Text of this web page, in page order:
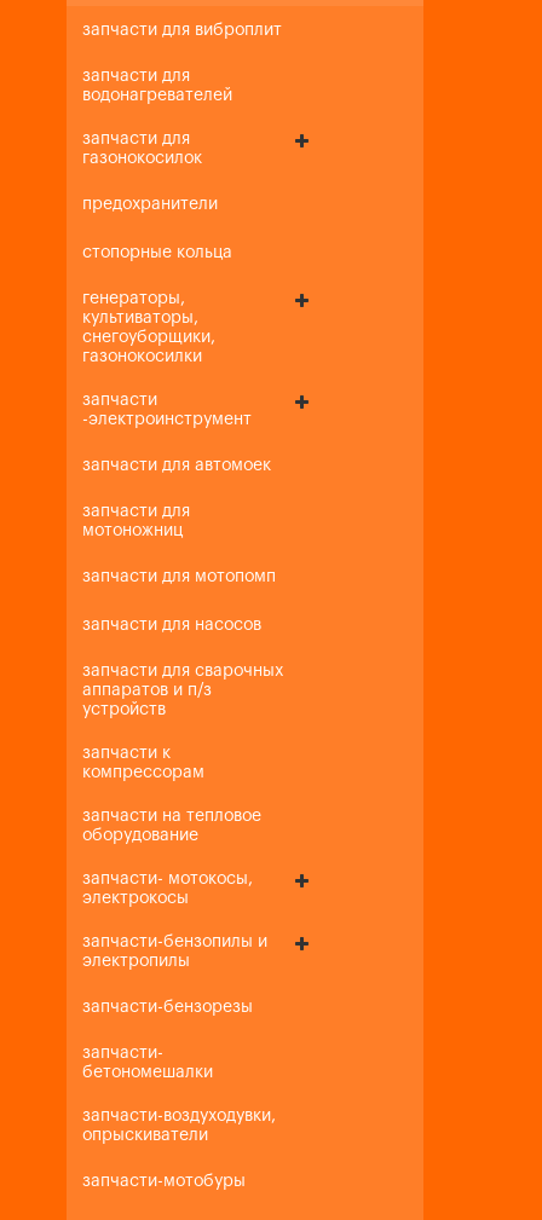
запчасти для виброплит
запчасти для
водонагревателей
запчасти для
газонокосилок
предохранители
стопорные кольца
генераторы,
культиваторы,
снегоуборщики,
газонокосилки
запчасти
-электроинструмент
запчасти для автомоек
запчасти для
мотоножниц
запчасти для мотопомп
запчасти для насосов
запчасти для сварочных
аппаратов и п/з
устройств
запчасти к
компрессорам
запчасти на тепловое
оборудование
запчасти- мотокосы,
электрокосы
запчасти-бензопилы и
электропилы
запчасти-бензорезы
запчасти-
бетономешалки
запчасти-воздуходувки,
опрыскиватели
запчасти-мотобуры